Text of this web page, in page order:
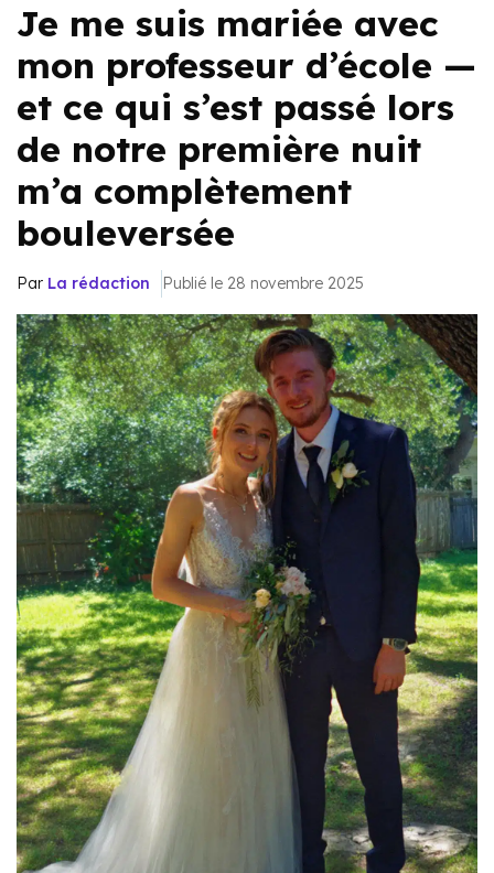
Je me suis mariée avec
mon professeur d’école —
et ce qui s’est passé lors
de notre première nuit
m’a complètement
bouleversée
Par La rédaction Publié le 28 novembre 2025